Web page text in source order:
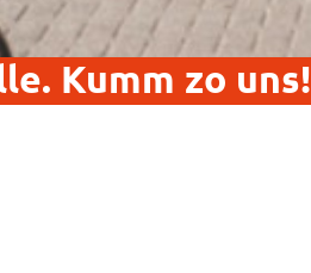
Kumm zo uns!